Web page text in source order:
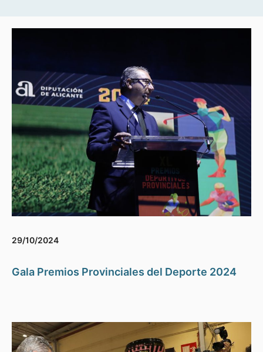
29/10/2024
Gala Premios Provinciales del Deporte 2024